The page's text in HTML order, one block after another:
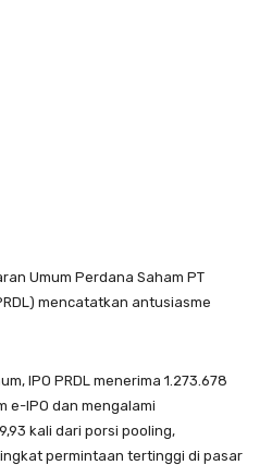
Umum Perdana Saham PT
mencatatkan antusiasme
IPO PRDL menerima 1.273.678
e-IPO dan mengalami
kali dari porsi pooling,
permintaan tertinggi di pasar